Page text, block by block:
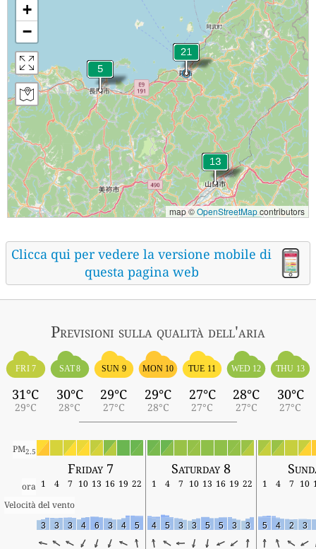
+
−
map ©OpenStreetMapcontributors
Clicca qui per vedere la versione mobile di
questa pagina web
Previsioni sulla qualità dell'aria
FRI 7
31°C
29°C
SAT 8
30°C
28°C
SUN 9
29°C
27°C
MON 10
29°C
28°C
TUE 11
27°C
27°C
WED 12
28°C
27°C
THU 13
30°C
27°C
PM2.5
Friday 7 Saturday 8
ora 1 4 7 10 13 16 19 22 1 4 7 10 13 16 19 22 1 4 7 10
Velocità del vento
3 3 3 4 6 3 4 5 4 5 3 3 5 5 3 3 5 4 2 3